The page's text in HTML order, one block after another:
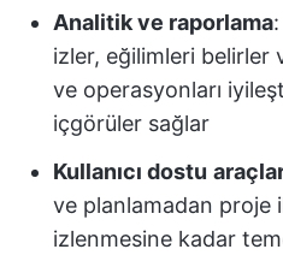
Analitik ve raporlama
izler, eğilimleri belirler
ve operasyonları
içgörüler sağlar
Kullanıcı dostu
ve planlamadan proje
izlenmesine kadar